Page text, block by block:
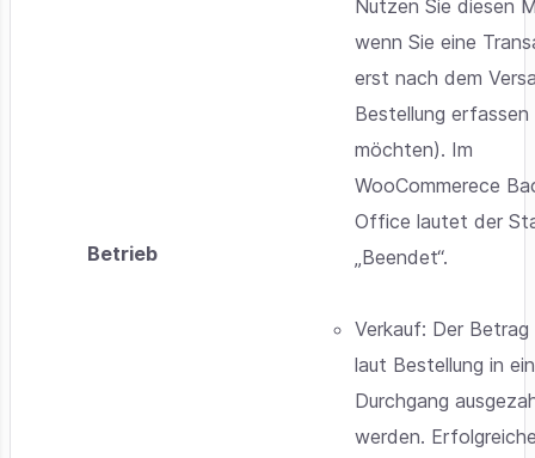
Betrieb
Nutzen Sie diesen
wenn Sie eine
erst nach dem
Bestellung erfassen
möchten). Im
WooCommerece
Office lautet der
„Beendet“.
Verkauf: Der Betrag
laut Bestellung in
Durchgang
werden.